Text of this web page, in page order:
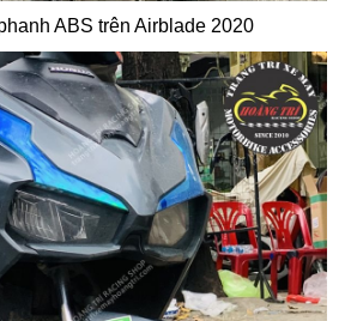
ABS trên Airblade 2020